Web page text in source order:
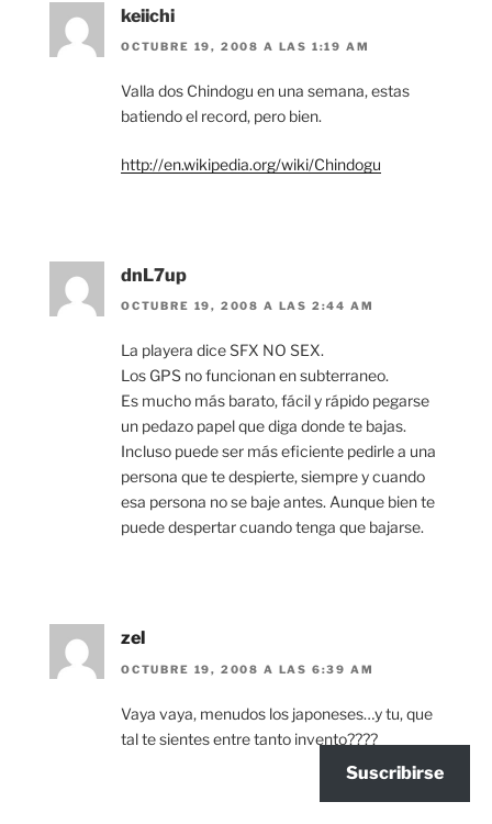
keiichi
OCTUBRE 19, 2008 A LAS 1:19 AM
Valla dos Chindogu en una semana, estas
batiendo el record, pero bien.
http://en.wikipedia.org/wiki/Chindogu
dnL7up
OCTUBRE 19, 2008 A LAS 2:44 AM
La playera dice SFX NO SEX.
Los GPS no funcionan en subterraneo.
Es mucho más barato, fácil y rápido pegarse
un pedazo papel que diga donde te bajas.
Incluso puede ser más eficiente pedirle a una
persona que te despierte, siempre y cuando
esa persona no se baje antes. Aunque bien te
puede despertar cuando tenga que bajarse.
zel
OCTUBRE 19, 2008 A LAS 6:39 AM
Vaya vaya, menudos los japoneses…y tu, que
tal te sientes entre tanto invento????
Suscribirse